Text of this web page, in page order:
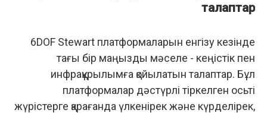
талаптар
6DOF Stewart платформаларын енгізу кезінде
тағы бір маңызды мәселе - кеңістік пен
инфрақұрылымға қойылатын талаптар. Бұл
платформалар дәстүрлі тіркелген осьті
жүрістерге қарағанда үлкенірек және күрделірек,